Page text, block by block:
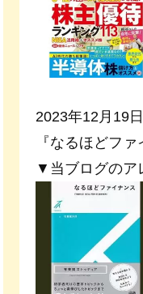
2023年12月19
『なるほどフ
▼当ブログのア